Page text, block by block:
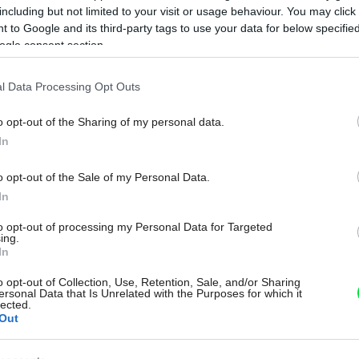
but not limited to your visit or usage behaviour. You may
to Google and its third-party tags to use your data for below
consent section.
Data Processing Opt Outs
opt-out of the Sharing of my personal data.
opt-out of the Sale of my Personal Data.
opt-out of processing my Personal Data for Targeted
opt-out of Collection, Use, Retention, Sale, and/or Sharing
Data that Is Unrelated with the Purposes for which it
tomu stále viac majiteľov domov a bytov vrátane
dizajnérov vnáša teplo prírodného dreva aj do tohto
priestoru. Je teda drevo v kúpeľni dobrý nápad, alebo
20. 03. 2023